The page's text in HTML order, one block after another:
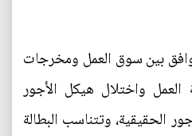
بين سوق العمل ومخرجات
واختلال هيكل الأجور
الحقيقية، وتتناسب البطالة